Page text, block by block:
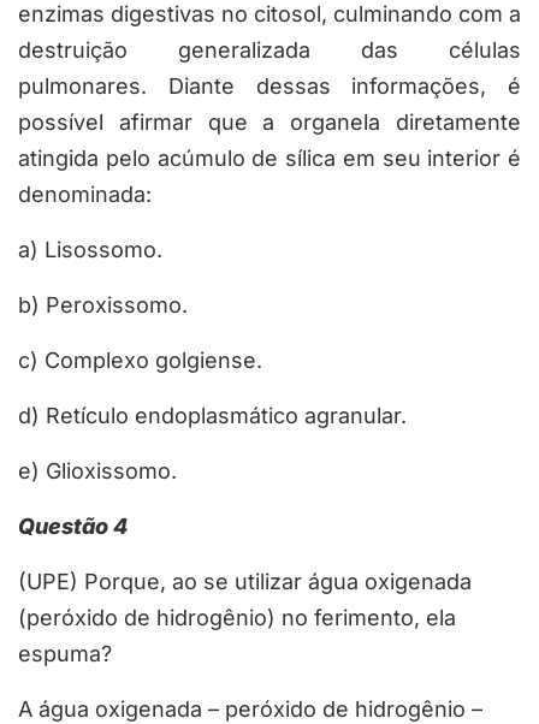
enzimas digestivas no citosol, culminando com a
destruição generalizada das células
pulmonares. Diante dessas informações, é
possível afirmar que a organela diretamente
atingida pelo acúmulo de sílica em seu interior é
denominada:
a) Lisossomo.
b) Peroxissomo.
c) Complexo golgiense.
d) Retículo endoplasmático agranular.
e) Glioxissomo.
Questão 4
(UPE) Porque, ao se utilizar água oxigenada
(peróxido de hidrogênio) no ferimento, ela
espuma?
A água oxigenada – peróxido de hidrogênio –